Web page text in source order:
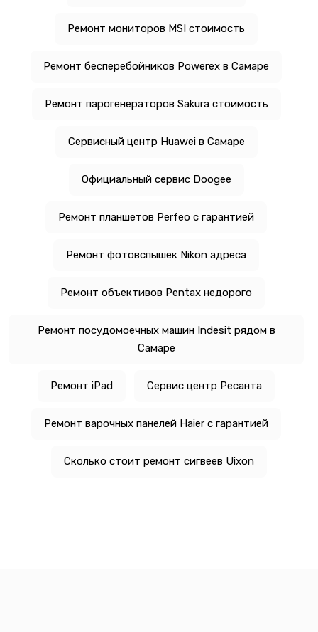
Ремонт мониторов MSI стоимость
Ремонт бесперебойников Powerex в Самаре
Ремонт парогенераторов Sakura стоимость
Сервисный центр Huawei в Самаре
Официальный сервис Doogee
Ремонт планшетов Perfeo с гарантией
Ремонт фотовспышек Nikon адреса
Ремонт объективов Pentax недорого
Ремонт посудомоечных машин Indesit рядом в
Самаре
Ремонт iPad Сервис центр Ресанта
Ремонт варочных панелей Haier с гарантией
Сколько стоит ремонт сигвеев Uixon